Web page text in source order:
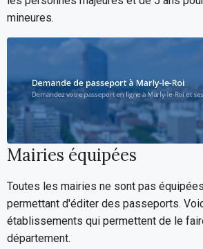
mineures.
Mairies équipées
Toutes les mairies ne sont pas
permettant d'éditer des passeports.
établissements qui permettent de le
département.